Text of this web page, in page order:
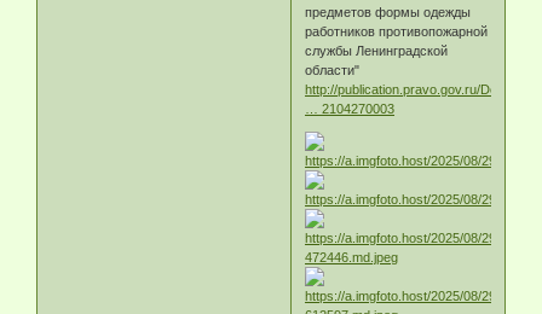
предметов формы одежды
работников противопожарной
службы Ленинградской
области"
http://publication.pravo.gov.ru/Documen
… 2104270003